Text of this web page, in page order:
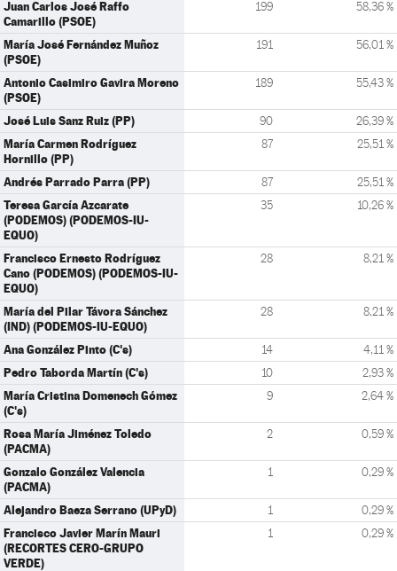
Juan Carlos José Raffo
Camarillo (PSOE)
199 58,36 %
María José Fernández Muñoz
(PSOE)
191 56,01 %
Antonio Casimiro Gavira Moreno
(PSOE)
189 55,43 %
José Luis Sanz Ruiz (PP) 90 26,39 %
María Carmen Rodríguez
Hornillo (PP)
87 25,51 %
Andrés Parrado Parra (PP) 87 25,51 %
Teresa García Azcarate
(PODEMOS) (PODEMOS-IU-
EQUO)
35 10,26 %
Francisco Ernesto Rodríguez
Cano (PODEMOS) (PODEMOS-IU-
EQUO)
28 8,21 %
María del Pilar Távora Sánchez
(IND) (PODEMOS-IU-EQUO)
28 8,21 %
Ana González Pinto (C's) 14 4,11 %
Pedro Taborda Martín (C's) 10 2,93 %
María Cristina Domenech Gómez
(C's)
9 2,64 %
Rosa María Jiménez Toledo
(PACMA)
2 0,59 %
Gonzalo González Valencia
(PACMA)
1 0,29 %
Alejandro Baeza Serrano (UPyD) 1 0,29 %
Francisco Javier Marín Mauri
(RECORTES CERO-GRUPO
VERDE)
1 0,29 %